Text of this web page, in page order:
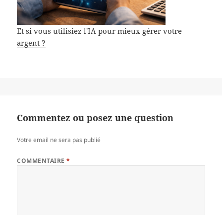
Et si vous utilisiez l'IA pour mieux gérer votre
argent ?
Commentez ou posez une question
Votre email ne sera pas publié
COMMENTAIRE*